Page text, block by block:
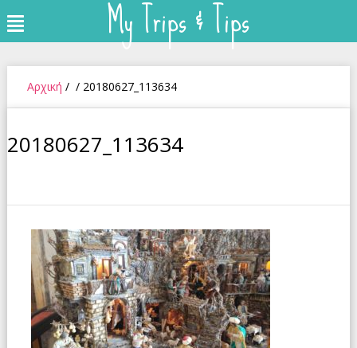
to
content
Menu My Trips & Tips
Αρχική / / 20180627_113634
20180627_113634